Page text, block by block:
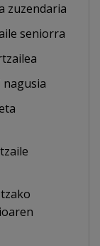
zuzendaria
seniorra
nagusia